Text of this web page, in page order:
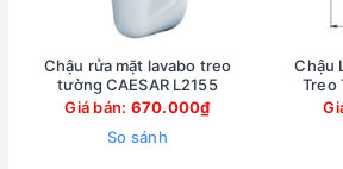
Chậu rửa mặt lavabo treo
tường CAESAR L2155
Giá bán: 670.000₫
So sánh
Chậu
Treo